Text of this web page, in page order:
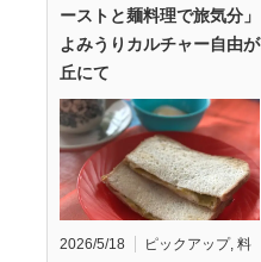
ーストと麺料理で旅気分」
よみうりカルチャー自由が
丘にて
2026/5/18 ピックアップ, 料